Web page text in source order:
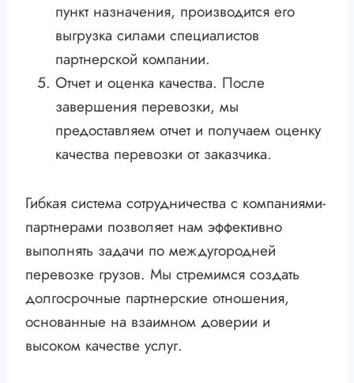
пункт назначения, производится его
выгрузка силами специалистов
партнерской компании.
Отчет и оценка качества. После
завершения перевозки, мы
предоставляем отчет и получаем оценку
качества перевозки от заказчика.
Гибкая система сотрудничества с компаниями-
партнерами позволяет нам эффективно
выполнять задачи по междугородней
перевозке грузов. Мы стремимся создать
долгосрочные партнерские отношения,
основанные на взаимном доверии и
высоком качестве услуг.